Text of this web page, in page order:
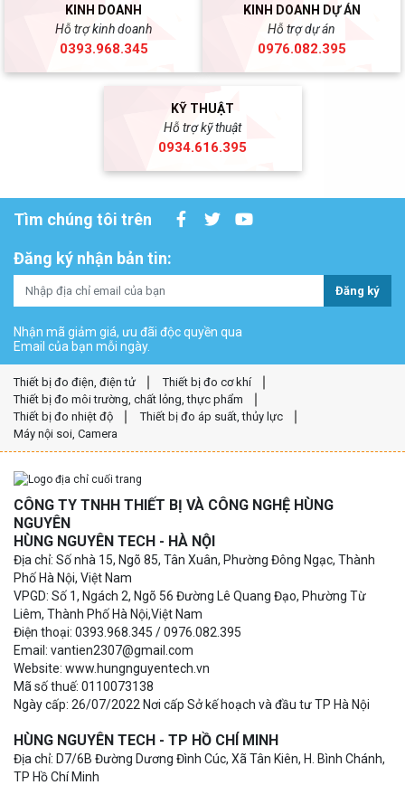
KINH DOANH
Hỗ trợ kinh doanh
0393.968.345
KINH DOANH DỰ ÁN
Hỗ trợ dự án
0976.082.395
KỸ THUẬT
Hỗ trợ kỹ thuật
0934.616.395
Tìm chúng tôi trên
Đăng ký nhận bản tin:
Đăng ký
Nhận mã giảm giá, ưu đãi độc quyền qua
Email của bạn mỗi ngày.
Thiết bị đo điện, điện tử
Thiết bị đo cơ khí
Thiết bị đo môi trường, chất lỏng, thực phẩm
Thiết bị đo nhiệt độ
Thiết bị đo áp suất, thủy lực
Máy nội soi, Camera
CÔNG TY TNHH THIẾT BỊ VÀ CÔNG NGHỆ HÙNG
NGUYÊN
HÙNG NGUYÊN TECH - HÀ NỘI
Địa chỉ: Số nhà 15, Ngõ 85, Tân Xuân, Phường Đông Ngạc, Thành
Phố Hà Nội, Việt Nam
VPGD: Số 1, Ngách 2, Ngõ 56 Đường Lê Quang Đạo, Phường Từ
Liêm, Thành Phố Hà Nội,Việt Nam
Điện thoại: 0393.968.345 / 0976.082.395
Email: vantien2307@gmail.com
Website: www.hungnguyentech.vn
Mã số thuế: 0110073138
Ngày cấp: 26/07/2022 Nơi cấp Sở kế hoạch và đầu tư TP Hà Nội
HÙNG NGUYÊN TECH - TP HỒ CHÍ MINH
Địa chỉ: D7/6B Đường Dương Đình Cúc, Xã Tân Kiên, H. Bình Chánh,
TP Hồ Chí Minh